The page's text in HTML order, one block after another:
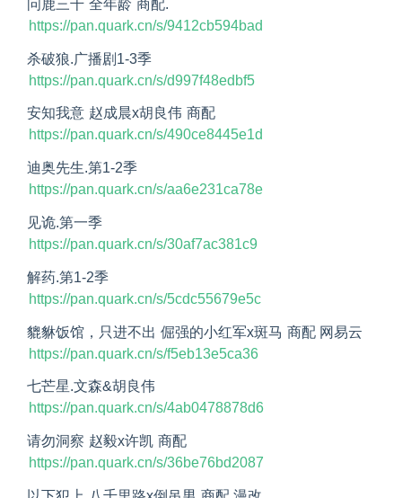
问鹿三千 全年龄 商配.
https://pan.quark.cn/s/9412cb594bad
杀破狼.广播剧1-3季
https://pan.quark.cn/s/d997f48edbf5
安知我意 赵成晨x胡良伟 商配
https://pan.quark.cn/s/490ce8445e1d
迪奥先生.第1-2季
https://pan.quark.cn/s/aa6e231ca78e
见诡.第一季
https://pan.quark.cn/s/30af7ac381c9
解药.第1-2季
https://pan.quark.cn/s/5cdc55679e5c
貔貅饭馆，只进不出 倔强的小红军x斑马 商配 网易云
https://pan.quark.cn/s/f5eb13e5ca36
七芒星.文森&胡良伟
https://pan.quark.cn/s/4ab0478878d6
请勿洞察 赵毅x许凯 商配
https://pan.quark.cn/s/36be76bd2087